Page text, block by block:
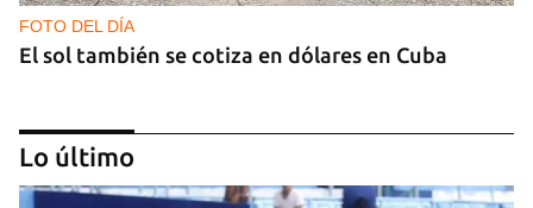
FOTO DEL DÍA
El sol también se cotiza en dólares en Cuba
Lo último